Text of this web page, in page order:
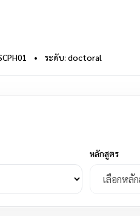
• ระดับ: doctoral
หลักสูตร